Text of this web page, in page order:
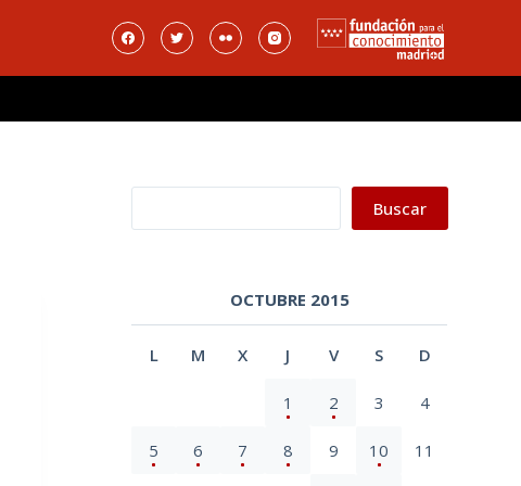
Buscar
OCTUBRE 2015
L M X J V S D
1 2 3 4
5 6 7 8 9 10 11